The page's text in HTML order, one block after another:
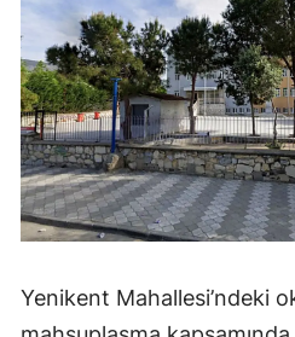
Yenikent Mahallesi’ndeki